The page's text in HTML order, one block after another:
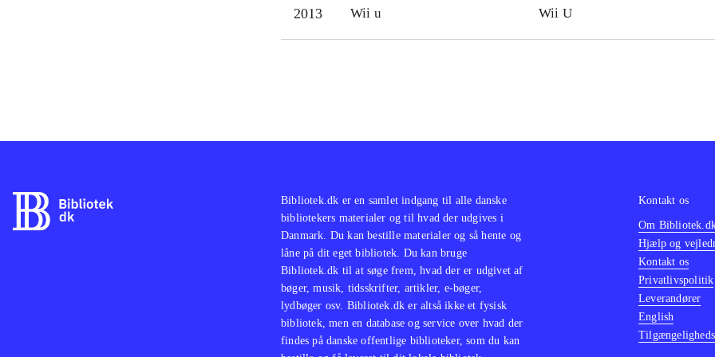
2013 Wii u Wii U
Bibliotek.dk er en samlet indgang til alle danske
bibliotekers materialer og til hvad der udgives i
Danmark. Du kan bestille materialer og så hente og
låne på dit eget bibliotek. Du kan bruge
Bibliotek.dk til at søge frem, hvad der er udgivet af
bøger, musik, tidsskrifter, artikler, e-bøger,
lydbøger osv. Bibliotek.dk er altså ikke et fysisk
bibliotek, men en database og service over hvad der
findes på danske offentlige biblioteker, som du kan
Kontakt os
Om
Hjælp og
Kontakt os
Privatlivspolitik
Leverandører
English